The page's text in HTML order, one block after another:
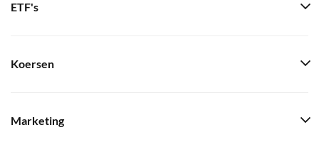
ETF's
Koersen
Marketing